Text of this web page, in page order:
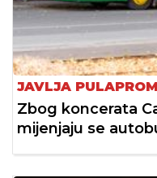
JAVLJA
Zbog koncerata
mijenjaju se